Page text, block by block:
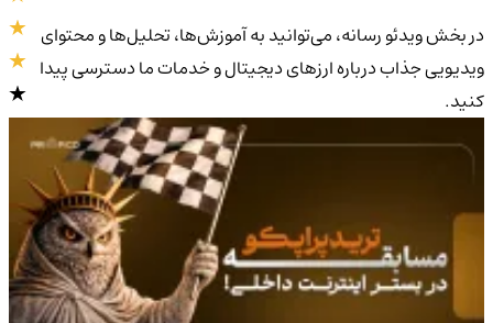
4.9/5
در بخش ویدئو رسانه، می‌توانید به آموزش‌ها، تحلیل‌ها و محتوای
ویدیویی جذاب درباره ارزهای دیجیتال و خدمات ما دسترسی پیدا
کنید.